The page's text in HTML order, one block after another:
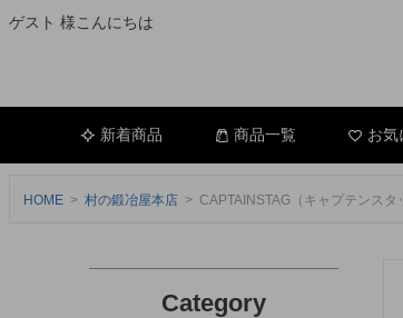
ゲスト 様こんにちは
新着商品 商品一覧 お気
HOME 村の鍛冶屋本店 CAPTAINSTAG（キャプテンス
Category